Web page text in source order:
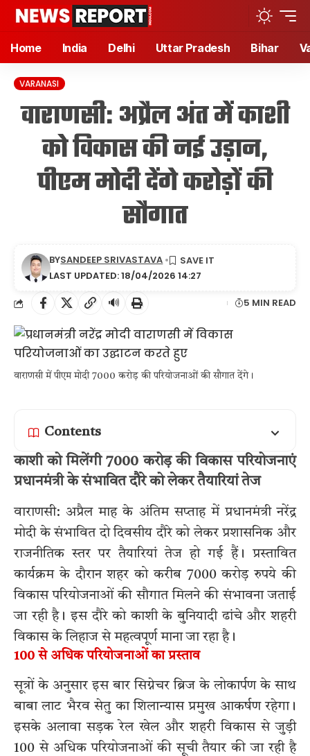
Home India Delhi Uttar Pradesh Bihar
VARANASI
वाराणसी: अप्रैल अंत में काशी
को विकास की नई उड़ान,
पीएम मोदी देंगे करोड़ों की
सौगात
LAST UPDATED: 18/04/2026 14:27
BYSANDEEP SRIVASTAVA
🔊 5 MIN READ
वाराणसी में पीएम मोदी 7000 करोड़ की परियोजनाओं की सौगात देंगे।
Contents
काशी को मिलेंगी 7000 करोड़ की विकास परियोजनाएं
प्रधानमंत्री के संभावित दौरे को लेकर तैयारियां तेज
वाराणसी: अप्रैल माह के अंतिम सप्ताह में प्रधानमंत्री नरेंद्र
मोदी के संभावित दो दिवसीय दौरे को लेकर प्रशासनिक और
राजनीतिक स्तर पर तैयारियां तेज हो गई हैं। प्रस्तावित
कार्यक्रम के दौरान शहर को करीब 7000 करोड़ रुपये की
विकास परियोजनाओं की सौगात मिलने की संभावना जताई
जा रही है। इस दौरे को काशी के बुनियादी ढांचे और शहरी
विकास के लिहाज से महत्वपूर्ण माना जा रहा है।
100 से अधिक परियोजनाओं का प्रस्ताव
सूत्रों के अनुसार इस बार सिग्नेचर ब्रिज के लोकार्पण के साथ
बाबा लाट भैरव सेतु का शिलान्यास प्रमुख आकर्षण रहेगा।
इसके अलावा सड़क रेल खेल और शहरी विकास से जुड़ी
100 से अधिक परियोजनाओं की सूची तैयार की जा रही है